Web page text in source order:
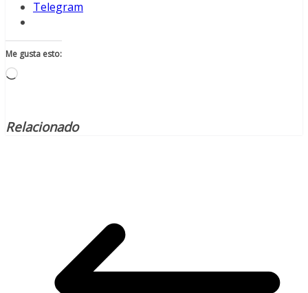
Telegram
Me gusta esto:
Cargando...
Relacionado